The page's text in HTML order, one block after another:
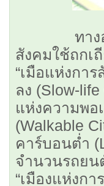
ทางออก
สังคมใช้ถกเ
“เมือแห่งกา
ลง (Slow-
แห่งความพอ
(Walkable
คาร์บอนตํ่า
จำนวนรถยน
“เมืองแห่งก